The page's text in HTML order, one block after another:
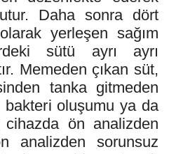
Daha sonra dört
yerleşen sağım
sütü ayrı ayrı
Memeden çıkan süt,
tanka gitmeden
bakteri oluşumu ya da
cihazda ön analizden
analizden sorunsuz